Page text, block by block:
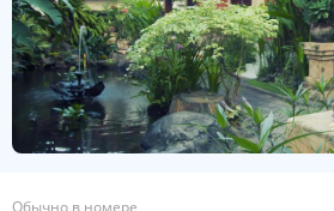
Обычно в номере